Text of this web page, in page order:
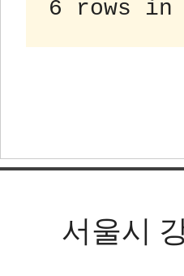
서울시